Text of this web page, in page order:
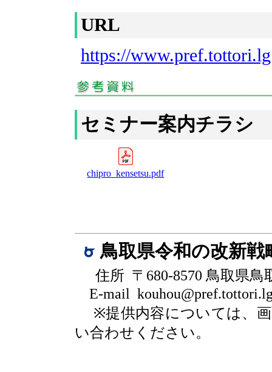
URL
https://
セミナー案内チラシ
chipro_kensetsu.pdf
鳥取県令和の改新
住所 〒680-8570 鳥取県鳥
E-mail
※提供内容については、
い合わせください。